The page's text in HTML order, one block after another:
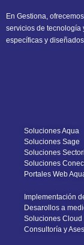
En Gestiona,
servicios de tecnología
específicas y
Soluciones Aqua
Soluciones Sage
Soluciones
Soluciones
Portales Web
Implementación
Desarollos a
Soluciones Cloud
Consultoría y